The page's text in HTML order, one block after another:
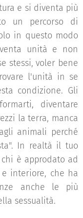
e si diventa più
un percorso di
in questo modo
unità e non
stessi, voler bene
l'unità in se
condizione. Gli
diventare
la terra, manca
animali perché
In realtà il tuo
è approdato ad
interiore, che ha
anche le più
sessualità.